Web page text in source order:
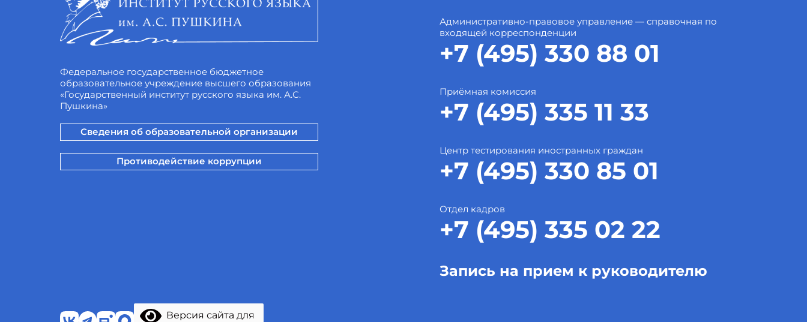
Федеральное государственное бюджетное
образовательное учреждение высшего образования
«Государственный институт русского языка им. А.С.
Пушкина»
Сведения об образовательной организации
Противодействие коррупции
Административно-правовое управление — справочная по
входящей корреспонденции
+7 (495) 330 88 01
Приёмная комиссия
+7 (495) 335 11 33
Центр тестирования иностранных граждан
+7 (495) 330 85 01
Отдел кадров
+7 (495) 335 02 22
Запись на прием к руководителю
Версия сайта для